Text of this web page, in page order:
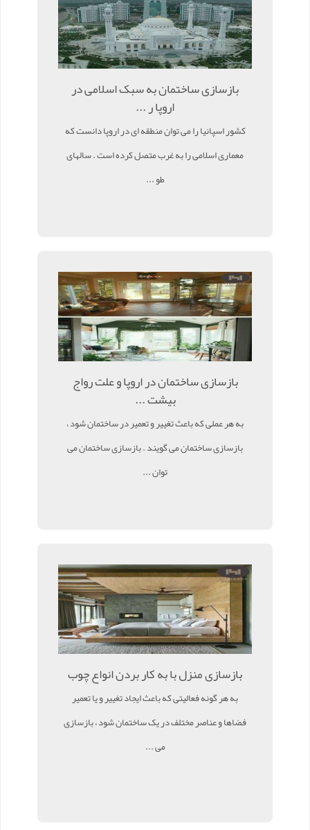
بازسازی ساختمان به سبک اسلامی در
اروپا ر ...
کشور اسپانیا را می توان منطقه ای در اروپا دانست که
معماری اسلامی را به غرب متصل کرده است . سالهای
طو ...
بازسازی ساختمان در اروپا و علت رواج
بیشت ...
به هر عملی که باعث تغییر و تعمیر در ساختمان شود ،
بازسازی ساختمان می گویند . بازسازی ساختمان می
توان ...
بازسازی منزل با به کار بردن انواع چوب
به هر گونه فعالیتی که باعث ایجاد تغییر و یا تعمیر
فضاها و عناصر مختلف در یک ساختمان شود ، بازسازی
می ...